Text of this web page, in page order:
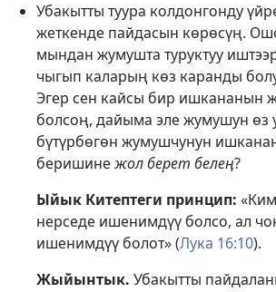
Убакытты туура колдонгонду
жеткенде пайдасын көрөсүң.
мындан жумушта туруктуу
чыгып каларың көз каранды
Эгер сен кайсы бир ишкананын
болсоң, дайыма эле жумушун өз
бүтүрбөгөн жумушчунун
беришине жол берет белең?
Ыйык Китептеги принцип:
нерседе ишенимдүү болсо, ал
ишенимдүү болот» (Лука 16:10).
Жыйынтык. Убакытты